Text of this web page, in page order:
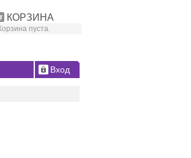
КОРЗИНА
пуста.
Вход